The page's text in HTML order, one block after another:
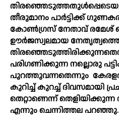
തീരുമാനം പാര്‍ട്ടിക്ക്
കോണ്‍ഗ്രസ് നേതാവ് രമേശ്
ഊര്‍ജസ്വലമായ
പരിഗണിക്കുന്ന നല്ലൊരു
പുറത്തുവന്നതെന്നും
കുറിച്ച് കുറച്ച് ദിവസമായി
തെറ്റാണെന്ന്
എന്നും ചെന്നിത്തല പറഞ്ഞു.